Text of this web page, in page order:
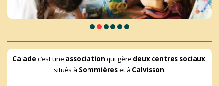
Calade c’est une association qui gère deux centres sociaux,
situés à Sommièreset à Calvisson.